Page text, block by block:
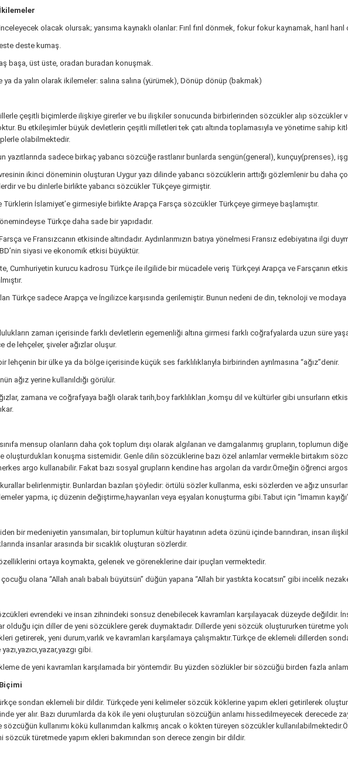
olacak olursak; yansıma kaynaklı olanlar: Fırıl fırıl dönmek, fokur fokur kaynamak, harıl harıl
deste kumaş.
başa, üst üste, oradan buradan konuşmak.
da yalın olarak ikilemeler: salına salına (yürümek), Dönüp dönüp (bakmak)
çeşitli biçimlerde ilişkiye girerler ve bu ilişkiler sonucunda birbirlerinden sözcükler alıp sözcükler
Bu etkileşimler büyük devletlerin çeşitli milletleri tek çatı altında toplamasıyla ve yönetime sahip
olabilmektedir.
yazıtlarında sadece birkaç yabancı sözcüğe rastlanır bunlarda sengün(general), kunçuy(prenses),
ikinci döneminin oluşturan Uygur yazı dilinde yabancı sözcüklerin arttığı gözlemlenir bu daha
ve bu dinlerle birlikte yabancı sözcükler Tükçeye girmiştir.
İslamiyet’e girmesiyle birlikte Arapça Farsça sözcükler Türkçeye girmeye başlamıştır.
Türkçe daha sade bir yapıdadır.
ve Fransızcanın etkisinde altındadır. Aydınlarımızın batıya yönelmesi Fransız edebiyatına ilgi
siyasi ve ekonomik etkisi büyüktür.
Cumhuriyetin kurucu kadrosu Türkçe ile ilgilide bir mücadele veriş Türkçeyi Arapça ve Farsçanın
Türkçe sadece Arapça ve İngilizce karşısında gerilemiştir. Bunun nedeni de din, teknoloji ve
zaman içerisinde farklı devletlerin egemenliği altına girmesi farklı coğrafyalarda uzun süre
de lehçeler, şiveler ağızlar oluşur.
lehçenin bir ülke ya da bölge içerisinde küçük ses farklılıklarıyla birbirinden ayrılmasına “ağız”denir.
ağız yerine kullanıldığı görülür.
zamana ve coğrafyaya bağlı olarak tarih,boy farklılıkları ,komşu dil ve kültürler gibi unsurların
mensup olanların daha çok toplum dışı olarak algılanan ve damgalanmış grupların, toplumun
oluşturdukları konuşma sistemidir. Genle dilin sözcüklerine bazı özel anlamlar vermekle birtakım
argo kullanabilir. Fakat bazı sosyal grupların kendine has argoları da vardır.Örneğin öğrenci
belirlenmiştir. Bunlardan bazıları şöyledir: örtülü sözler kullanma, eski sözlerden ve ağız
yapma, iç düzenin değiştirme,hayvanları veya eşyaları konuşturma gibi.Tabut için “İmamın
bir medeniyetin yansımaları, bir toplumun kültür hayatının adeta özünü içinde barındıran, insan
insanlar arasında bir sıcaklık oluşturan sözlerdir.
ortaya koymakta, gelenek ve göreneklerine dair ipuçları vermektedir.
olana “Allah analı babalı büyütsün” düğün yapana “Allah bir yastıkta kocatsın” gibi incelik
evrendeki ve insan zihnindeki sonsuz denebilecek kavramları karşılayacak düzeyde değildir.
olduğu için diller de yeni sözcüklere gerek duymaktadır. Dillerde yeni sözcük oluştururken türetme
getirerek, yeni durum,varlık ve kavramları karşılamaya çalışmaktır.Türkçe de eklemeli dillerden
gibi.
de yeni kavramları karşılamada bir yöntemdir. Bu yüzden sözlükler bir sözcüğü birden fazla
sondan eklemeli bir dildir. Türkçede yeni kelimeler sözcük köklerine yapım ekleri getirilerek
yer alır. Bazı durumlarda da kök ile yeni oluşturulan sözcüğün anlamı hissedilmeyecek derecede
kullanımı kökü kullanımdan kalkmış ancak o kökten türeyen sözcükler
türetmede yapım ekleri bakımından son derece zengin bir dildir.